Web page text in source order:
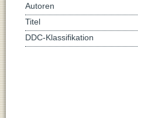
Autoren
Titel
DDC-Klassifikation